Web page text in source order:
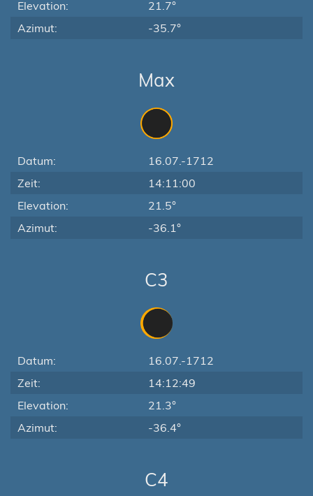
Elevation:
21.7°
Azimut:
-35.7°
Max
Datum:
16.07.-1712
Zeit:
14:11:00
Elevation:
21.5°
Azimut:
-36.1°
C3
Datum:
16.07.-1712
Zeit:
14:12:49
Elevation:
21.3°
Azimut:
-36.4°
C4